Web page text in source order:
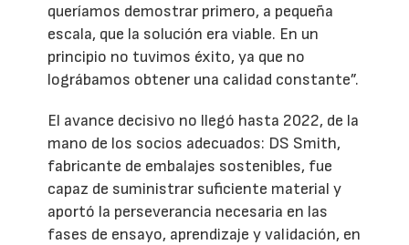
queríamos demostrar primero, a pequeña
escala, que la solución era viable. En un
principio no tuvimos éxito, ya que no
lográbamos obtener una calidad constante”.
El avance decisivo no llegó hasta 2022, de la
mano de los socios adecuados: DS Smith,
fabricante de embalajes sostenibles, fue
capaz de suministrar suficiente material y
aportó la perseverancia necesaria en las
fases de ensayo, aprendizaje y validación, en